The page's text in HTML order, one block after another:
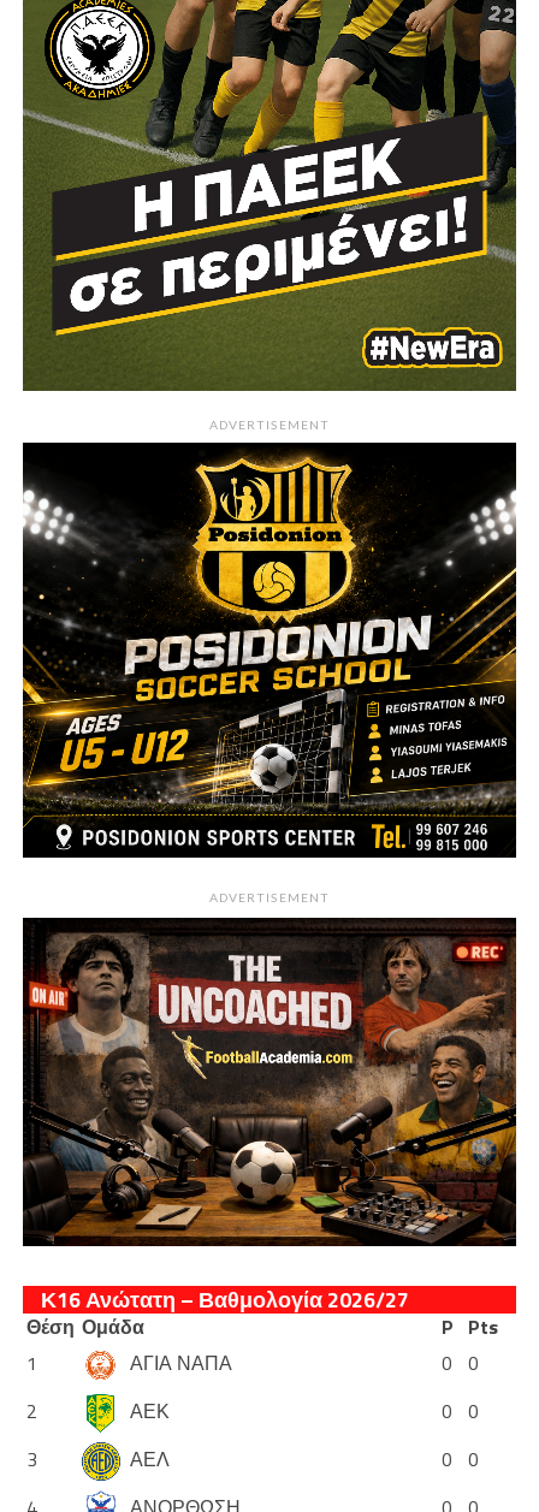
ADVERTISEMENT
ADVERTISEMENT
Κ16 Ανώτατη – Βαθμολογία 2026/27
Θέση Ομάδα P Pts
1
ΑΓΙΑ ΝΑΠΑ 0 0
2
ΑΕΚ 0 0
3
ΑΕΛ 0 0